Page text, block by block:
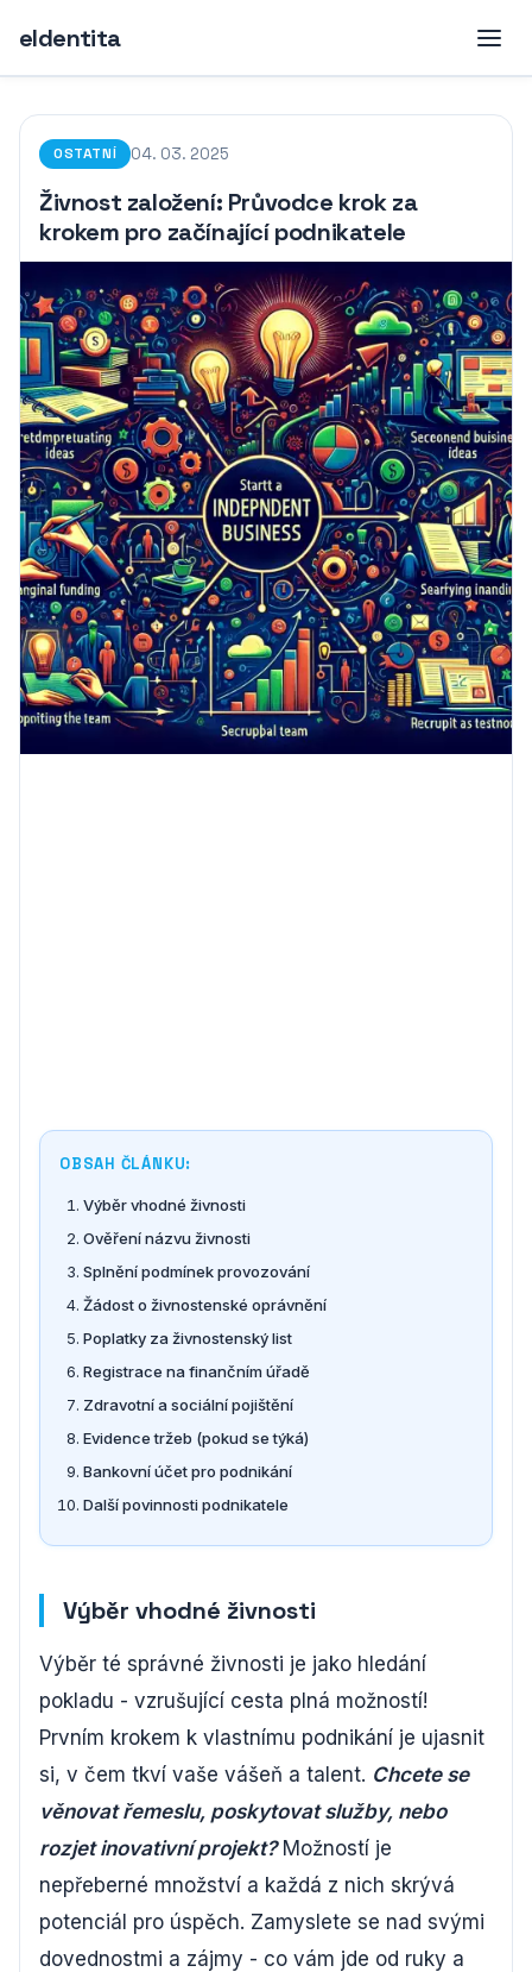
eIdentita
OSTATNÍ 04. 03. 2025
Živnost založení: Průvodce krok za
krokem pro začínající podnikatele
OBSAH ČLÁNKU:
Výběr vhodné živnosti
Ověření názvu živnosti
Splnění podmínek provozování
Žádost o živnostenské oprávnění
Poplatky za živnostenský list
Registrace na finančním úřadě
Zdravotní a sociální pojištění
Evidence tržeb (pokud se týká)
Bankovní účet pro podnikání
Další povinnosti podnikatele
Výběr vhodné živnosti
Výběr té správné živnosti je jako hledání
pokladu - vzrušující cesta plná možností!
Prvním krokem k vlastnímu podnikání je ujasnit
si, v čem tkví vaše vášeň a talent. Chcete se
věnovat řemeslu, poskytovat služby, nebo
rozjet inovativní projekt?Možností je
nepřeberné množství a každá z nich skrývá
potenciál pro úspěch. Zamyslete se nad svými
dovednostmi a zájmy - co vám jde od ruky a